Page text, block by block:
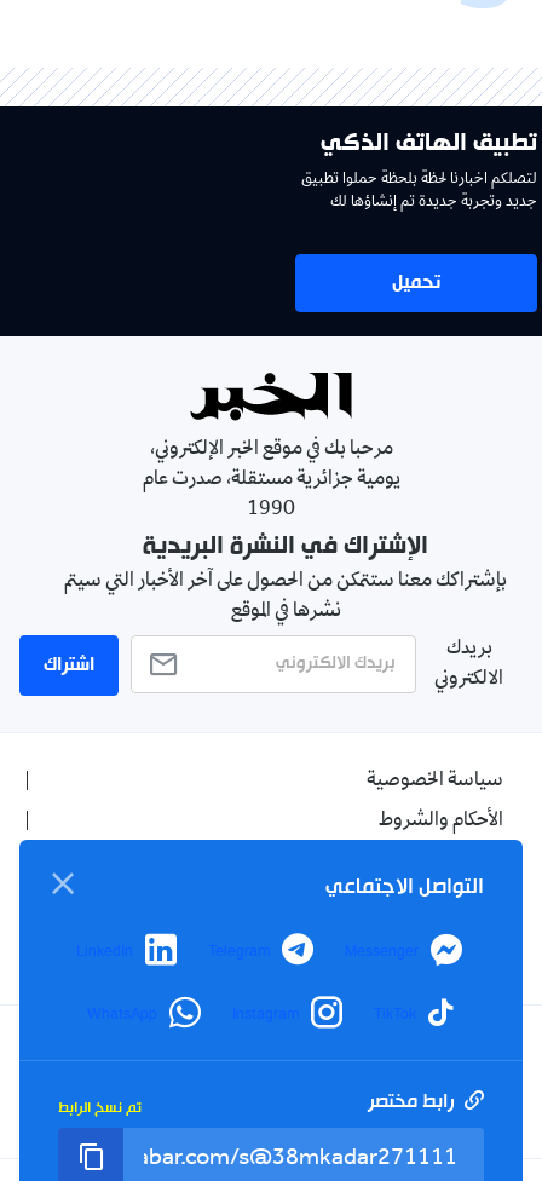
تطبيق الهاتف الذكي
لتصلكم اخبارنا لحظة بلحظة حملوا تطبيق
جديد وتجربة جديدة تم إنشاؤها لك
تحميل
مرحبا بك في موقع الخبر الإلكتروني،
يومية جزائرية مستقلة، صدرت عام
1990
الإشتراك في النشرة البريدية
بإشتراكك معنا ستتمكن من الحصول على آخر الأخبار التي سيتم
نشرها في الموقع
بريدك
الالكتروني
اشتراك
سياسة الخصوصية
الأحكام والشروط
اتصل بنا
من نحن
Facebook
YouTube
TikTok
Twitter
التواصل الاجتماعي
Messenger
Telegram
LinkedIn
TikTok
Instagram
WhatsApp
رابط مختصر تم نسخ الرابط